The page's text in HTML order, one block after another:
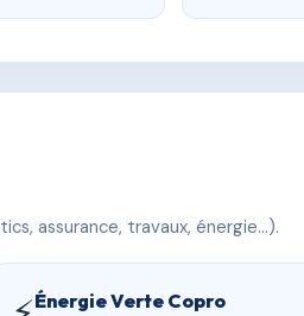
assurance, travaux, énergie…).
Énergie Verte Copro